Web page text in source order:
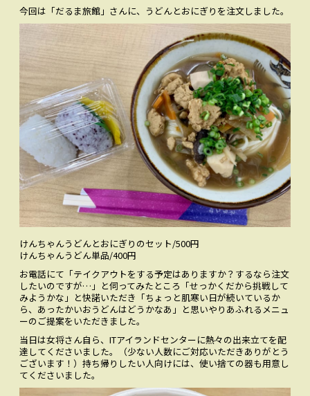
Facebook Facebookでみる
今回は「だるま旅館」さんに、うどんとおにぎりを注文しました。
けんちゃんうどんとおにぎりのセット/500円
けんちゃんうどん単品/400円
お電話にて「テイクアウトをする予定はありますか？するなら注文
したいのですが…」と伺ってみたところ「せっかくだから挑戦して
みようかな」と快諾いただき「ちょっと肌寒い日が続いているか
ら、あったかいおうどんはどうかなあ」と思いやりあふれるメニュ
ーのご提案をいただきました。
当日は女将さん自ら、ITアイランドセンターに熱々の出来立てを配
達してくださいました。（少ない人数にご対応いただきありがとう
ございます！）持ち帰りしたい人向けには、使い捨ての器も用意し
てくださいました。